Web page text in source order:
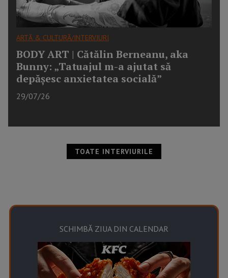
ARTĂ & CULTURĂ/INTERVIURI
BODY ART | Cătălin Berneanu, aka
Bunny: „Tatuajul m-a ajutat să
depășesc anxietatea socială”
29/07/26
TOATE INTERVIURILE
SCHIMBĂ ZIUA DIN CALENDAR